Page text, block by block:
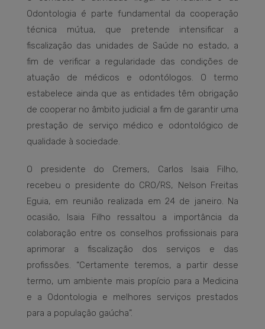
Odontologia é parte fundamental da cooperação
técnica mútua, que pretende intensificar a
fiscalização das unidades de Saúde no estado, a
fim de verificar a regularidade das condições de
atuação de médicos e odontólogos. O termo
estabelece ainda que as entidades têm obrigação
de cooperar no âmbito judicial a fim de garantir uma
prestação de serviço médico e odontológico de
qualidade à sociedade.
O presidente do Cremers, Carlos Isaia Filho,
recebeu o presidente do CRO/RS, Nelson Freitas
Eguia, em reunião realizada em 24 de janeiro. Na
ocasião, Isaia Filho ressaltou a importância da
colaboração entre os conselhos profissionais para
aprimorar a fiscalização dos serviços e das
profissões. “Certamente teremos, a partir desse
termo, um ambiente mais propício para a Medicina
e a Odontologia e melhores serviços prestados
para a população gaúcha”.